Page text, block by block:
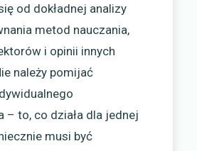
od dokładnej analizy
metod nauczania,
i opinii innych
należy pomijać
– to, co działa dla jednej
musi być